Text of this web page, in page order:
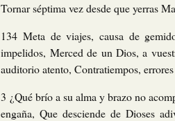
Tornar séptima vez desde que yerras
134 Meta de viajes, causa de
impelidos, Merced de un Dios, a
auditorio atento, Contratiempos,
3 ¿Qué brío a su alma y brazo no
engaña, Que desciende de Dioses